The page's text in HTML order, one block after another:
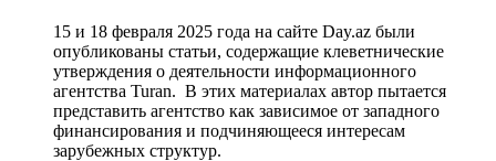
15 и 18 февраля 2025 года на сайте Day.az были
опубликованы статьи, содержащие клеветнические
утверждения о деятельности информационного
агентства Turan. В этих материалах автор пытается
представить агентство как зависимое от западного
финансирования и подчиняющееся интересам
зарубежных структур.